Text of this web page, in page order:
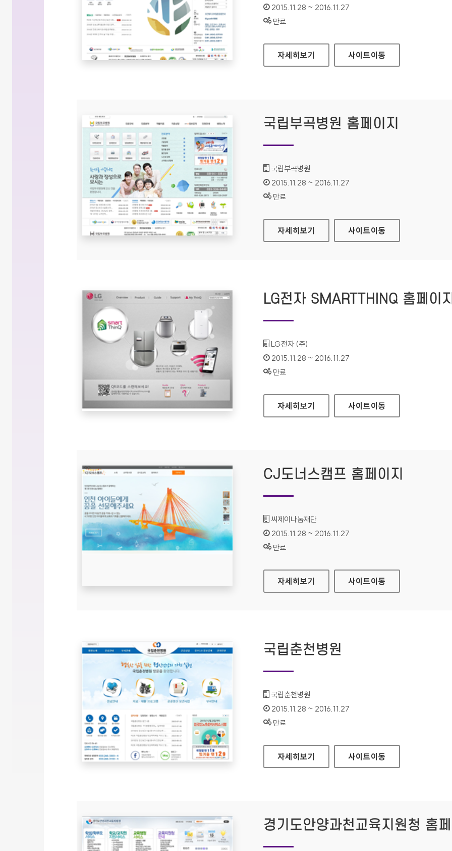
인증기간 :
2015.11.28 ~ 2016.11.27
상태 :
만료
국립공주병원 홈페이지
자세히보기 사이트이동
국립부곡병원 홈페이지
기관명 :
국립부곡병원
인증기간 :
2015.11.28 ~ 2016.11.27
상태 :
만료
국립부곡병원 홈페이지
자세히보기 사이트이동
LG전자 SMARTTHINQ 홈페이
기관명 :
LG전자 (주)
인증기간 :
2015.11.28 ~ 2016.11.27
상태 :
만료
LG전자 SMARTTHINQ 홈페이지
자세히보기 사이트이동
CJ도너스캠프 홈페이지
기관명 :
씨제이나눔재단
인증기간 :
2015.11.28 ~ 2016.11.27
상태 :
만료
CJ도너스캠프 홈페이지
자세히보기 사이트이동
국립춘천병원
기관명 :
국립춘천병원
인증기간 :
2015.11.28 ~ 2016.11.27
상태 :
만료
국립춘천병원
자세히보기 사이트이동
경기도안양과천교육지원청 홈